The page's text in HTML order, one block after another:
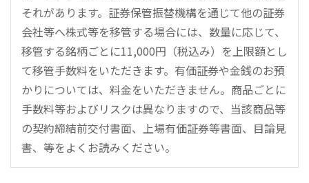
それがあります。証券保管振替機構を通じて他の証券
会社等へ株式等を移管する場合には、数量に応じて、
移管する銘柄ごとに11,000円（税込み）を上限額とし
て移管手数料をいただきます。有価証券や金銭のお預
かりについては、料金をいただきません。商品ごとに
手数料等およびリスクは異なりますので、当該商品等
の契約締結前交付書面、上場有価証券等書面、目論見
書、等をよくお読みください。